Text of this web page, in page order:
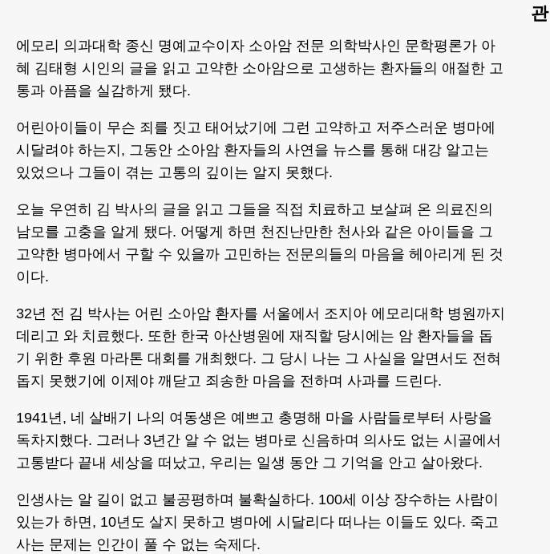
에모리 의과대학 종신 명예교수이자 소아암 전문 의학박사인 문학평론가 아
혜 김태형 시인의 글을 읽고 고약한 소아암으로 고생하는 환자들의 애절한 고
통과 아픔을 실감하게 됐다.
어린아이들이 무슨 죄를 짓고 태어났기에 그런 고약하고 저주스러운 병마에
시달려야 하는지, 그동안 소아암 환자들의 사연을 뉴스를 통해 대강 알고는
있었으나 그들이 겪는 고통의 깊이는 알지 못했다.
오늘 우연히 김 박사의 글을 읽고 그들을 직접 치료하고 보살펴 온 의료진의
남모를 고충을 알게 됐다. 어떻게 하면 천진난만한 천사와 같은 아이들을 그
고약한 병마에서 구할 수 있을까 고민하는 전문의들의 마음을 헤아리게 된 것
이다.
32년 전 김 박사는 어린 소아암 환자를 서울에서 조지아 에모리대학 병원까지
데리고 와 치료했다. 또한 한국 아산병원에 재직할 당시에는 암 환자들을 돕
기 위한 후원 마라톤 대회를 개최했다. 그 당시 나는 그 사실을 알면서도 전혀
돕지 못했기에 이제야 깨닫고 죄송한 마음을 전하며 사과를 드린다.
1941년, 네 살배기 나의 여동생은 예쁘고 총명해 마을 사람들로부터 사랑을
독차지했다. 그러나 3년간 알 수 없는 병마로 신음하며 의사도 없는 시골에서
고통받다 끝내 세상을 떠났고, 우리는 일생 동안 그 기억을 안고 살아왔다.
인생사는 알 길이 없고 불공평하며 불확실하다. 100세 이상 장수하는 사람이
있는가 하면, 10년도 살지 못하고 병마에 시달리다 떠나는 이들도 있다. 죽고
사는 문제는 인간이 풀 수 없는 숙제다.